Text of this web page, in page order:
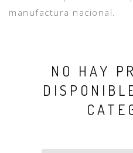
manufactura nacional.
NO HAY